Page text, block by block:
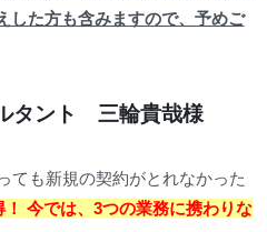
した方も含みますので、予めご
タント 三輪貴哉様
ても新規の契約がとれなかった
今では、3つの業務に携わりな